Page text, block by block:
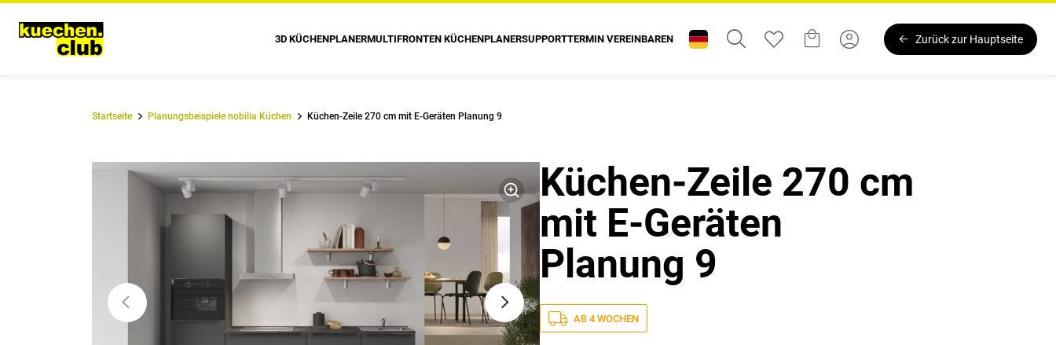
3D KÜCHENPLANERMULTIFRONTEN KÜCHENPLANERSUPPORTTERMIN VEREINBAREN Zurück zur Hauptseite
Startseite Planungsbeispiele nobilia Küchen Küchen-Zeile 270 cm mit E-Geräten Planung 9
Küchen-Zeile 270 cm
mit E-Geräten
Planung 9
AB 4 WOCHEN